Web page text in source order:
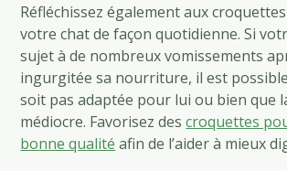
Réfléchissez également aux
votre chat de façon quotidienne. Si
sujet à de nombreux vomissements
ingurgitée sa nourriture, il est
soit pas adaptée pour lui ou bien que
médiocre. Favorisez descroquettes
bonne qualité afin de l’aider à mieux